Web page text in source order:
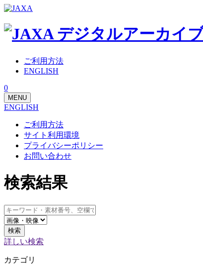
ご利用方法
ENGLISH
0
MENU
ENGLISH
ご利用方法
サイト利用環境
プライバシーポリシー
お問い合わせ
検索結果
検索
詳しい検索
カテゴリ